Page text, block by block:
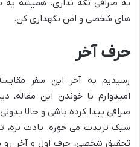
یه صرافی نگه نداری. همیشه
های شخصی و امن نگهداری کن.
حرف آخر
رسیدیم به آخر این سفر
امیدوارم با خوندن این
صرافی پیدا کرده باشی و حالا
سبک تریدت می خوره. یادت نره،
تحقیق شخصی، حرف اول و آخر رو